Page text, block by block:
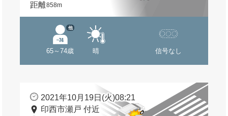
距離858m
65～74歳
他
晴 信号なし
2021年10月19日(火)08:21
印西市瀬戸 付近